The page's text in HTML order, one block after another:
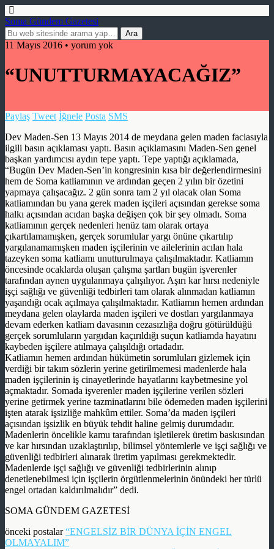
Soma Gündem Gazetesi
11 Mayıs 2016 • yorum yok
“UNUTTURMAYACAĞIZ”
Paylaş Tweet İğnele Posta SMS
Dev Maden-Sen 13 Mayıs 2014 de meydana gelen maden faciasıyla
ilgili basın açıklaması yaptı. Basın açıklamasını Maden-Sen genel
başkan yardımcısı aydın tepe yaptı. Tepe yaptığı açıklamada,
“Bugün Dev Maden-Sen’in kongresinin kısa bir değerlendirmesini
hem de Soma katliamının ve ardından geçen 2 yılın bir özetini
yapmaya çalışacağız. 2 gün sonra tam 2 yıl olacak olan Soma
katliamından bu yana gerek maden işçileri açısından gerekse soma
halkı açısından acıdan başka değişen çok bir şey olmadı. Soma
katliamının gerçek nedenleri henüz tam olarak ortaya
çıkartılamamışken, gerçek sorumlular yargı önüne çıkartılıp
yargılanamamışken maden işçilerinin ve ailelerinin acılan hala
tazeyken soma katliamı unutturulmaya çalışılmaktadır. Katliamın
öncesinde ocaklarda oluşan çalışma şartları bugün işverenler
tarafından aynen uygulanmaya çalışılıyor. Aşırı kar hırsı nedeniyle
işçi sağlığı ve güvenliği tedbirleri tam olarak alınmadan katliamın
yaşandığı ocak açılmaya çalışılmaktadır. Katliamın hemen ardından
meydana gelen olaylarda maden işçileri ve dostları yargılanmaya
devam ederken katliam davasının cezasızlığa doğru götürüldüğü
gerçek sorumluların yargıdan kaçırıldığı suçun katliamda hayatını
kaybeden işçilere atılmaya çalışıldığı ortadadır.
Katliamın hemen ardından hükümetin sorumluları gizlemek için
verdiği bir takım sözlerin yerine getirilmemesi madenlerde hala
maden işçilerinin iş cinayetlerinde hayatlarını kaybetmesine yol
açmaktadır. Somada işverenler maden işçilerine verilen sözleri
yerine getirmek yerine tazminatlarını bile ödemeden maden işçilerini
işten atarak işsizliğe mahkûm ettiler. Soma’da maden işçileri
açısından işsizlik en büyük tehdit haline gelmiş durumdadır.
Madenlerin öncelikle kamu tarafından işletilerek üretim baskısından
ve kar hırsından uzaklaştırılıp, bilimsel yöntemlerle ve işçi sağlığı ve
güvenliği tedbirleri alınarak üretim yapılması gerekmektedir.
Madenlerde işçi sağlığı ve güvenliği tedbirlerinin alınıp
denetlenebilmesi için işçilerin örgütlenmelerinin önündeki her türlü
engel ortadan kaldırılmalıdır” dedi.
SOMA GÜNDEM GAZETESİ
önceki postalar“ENGELSİZ BİR DÜNYA İÇİN ENGEL
OLMAYALIM”